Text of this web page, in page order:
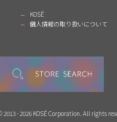
KOSÉ
個人情報の取り扱いについて
- 2026 KOSÉ Corporation. All rights